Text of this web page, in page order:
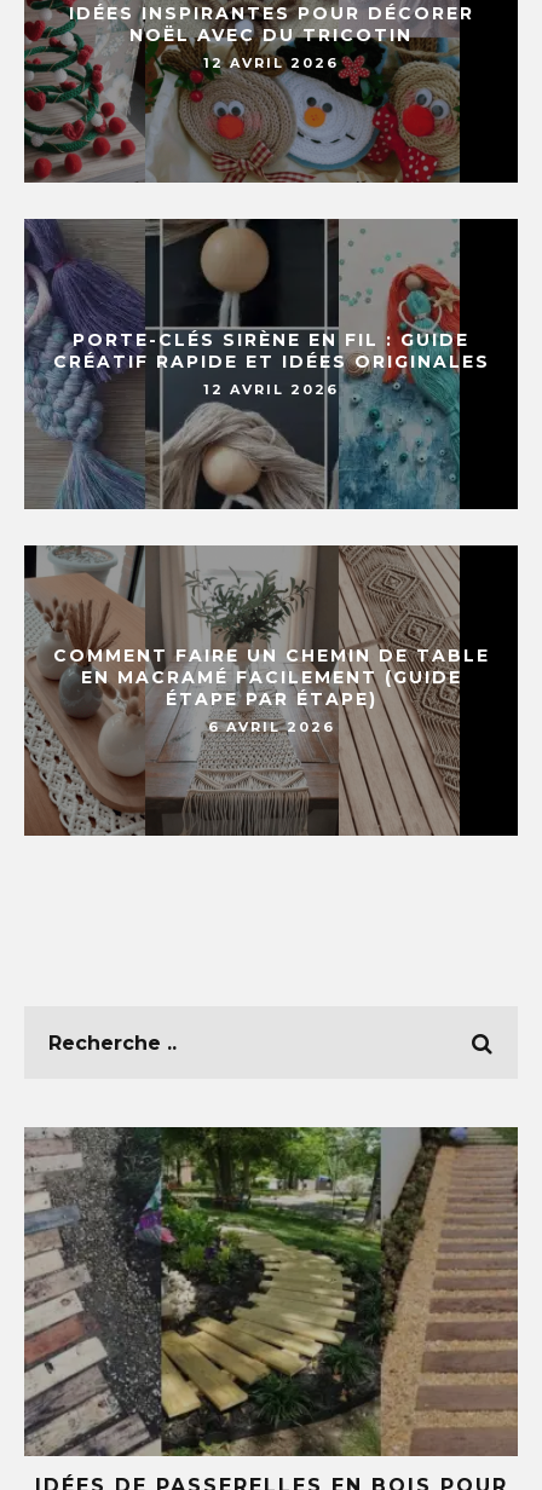
IDÉES INSPIRANTES POUR DÉCORER
NOËL AVEC DU TRICOTIN
12 AVRIL 2026
PORTE-CLÉS SIRÈNE EN FIL : GUIDE
CRÉATIF RAPIDE ET IDÉES ORIGINALES
12 AVRIL 2026
COMMENT FAIRE UN CHEMIN DE TABLE
EN MACRAMÉ FACILEMENT (GUIDE
ÉTAPE PAR ÉTAPE)
6 AVRIL 2026